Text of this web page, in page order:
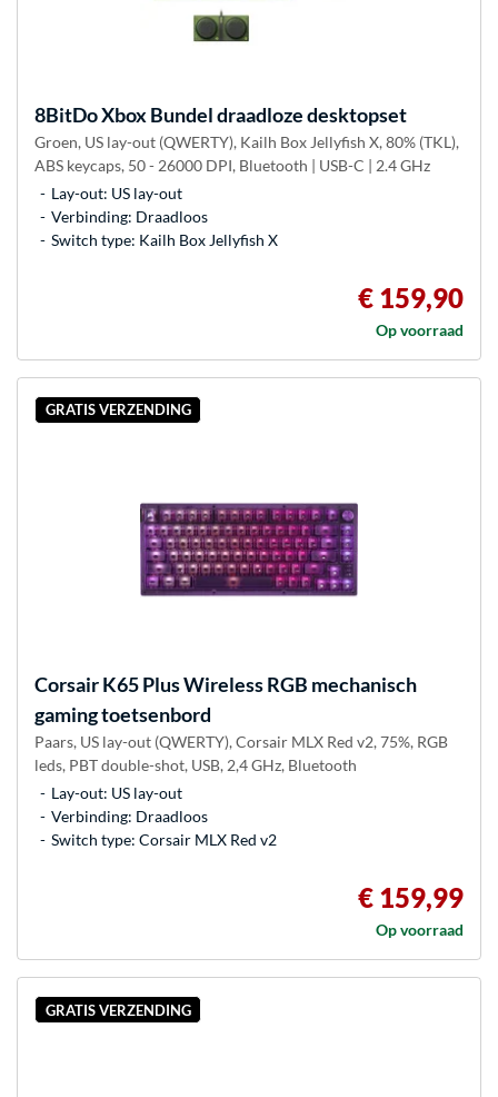
8BitDoXbox Bundel draadloze desktopset
Groen, US lay-out (QWERTY), Kailh Box Jellyfish X, 80% (TKL),
ABS keycaps, 50 - 26000 DPI, Bluetooth | USB-C | 2.4 GHz
Lay-out: US lay-out
Verbinding: Draadloos
Switch type: Kailh Box Jellyfish X
€ 159,90
Op voorraad
GRATIS VERZENDING
CorsairK65 Plus Wireless RGB mechanisch
gaming toetsenbord
Paars, US lay-out (QWERTY), Corsair MLX Red v2, 75%, RGB
leds, PBT double-shot, USB, 2,4 GHz, Bluetooth
Lay-out: US lay-out
Verbinding: Draadloos
Switch type: Corsair MLX Red v2
€ 159,99
Op voorraad
GRATIS VERZENDING